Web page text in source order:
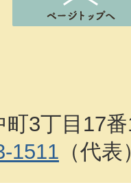
3丁目17
1511 （代表